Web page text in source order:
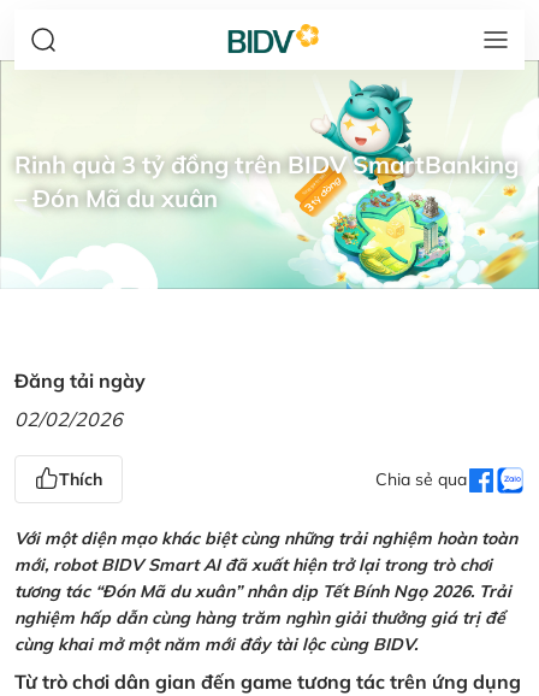
Rinh quà 3 tỷ đồng trên BIDV SmartBanking
– Đón Mã du xuân
Đăng tải ngày
02/02/2026
Thích Chia sẻ qua
Với một diện mạo khác biệt cùng những trải nghiệm hoàn toàn
mới, robot BIDV Smart AI đã xuất hiện trở lại trong trò chơi
tương tác “Đón Mã du xuân” nhân dịp Tết Bính Ngọ 2026. Trải
nghiệm hấp dẫn cùng hàng trăm nghìn giải thưởng giá trị để
cùng khai mở một năm mới đầy tài lộc cùng BIDV.
Từ trò chơi dân gian đến game tương tác trên ứng dụng